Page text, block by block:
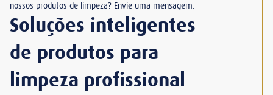
nossos produtos de limpeza? Envie uma mensagem:
Soluções inteligentes
de produtos para
limpeza profissional